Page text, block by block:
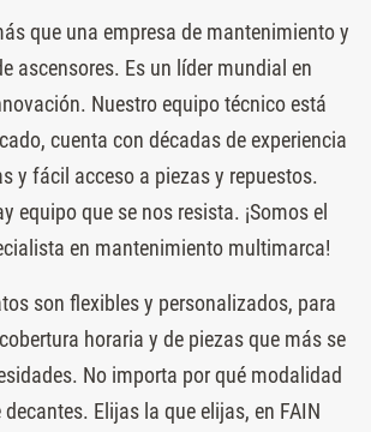
que una empresa de mantenimiento y
ascensores. Es un líder mundial en
Nuestro equipo técnico está
cuenta con décadas de experiencia
y fácil acceso a piezas y repuestos.
equipo que se nos resista. ¡Somos el
en mantenimiento multimarca!
son flexibles y personalizados, para
horaria y de piezas que más se
No importa por qué modalidad
Elijas la que elijas, en FAIN